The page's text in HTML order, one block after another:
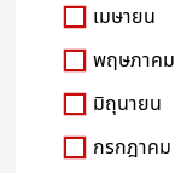
เมษายน
พฤษภาคม
มิถุนายน
กรกฎาคม